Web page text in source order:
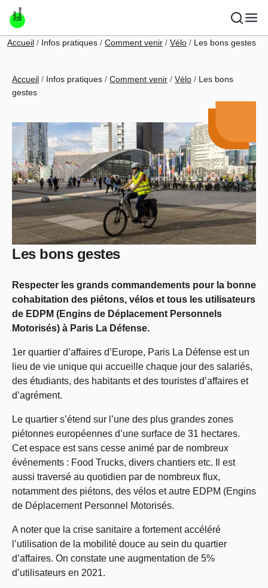
Aller au contenu principal
Fil d'Ariane
Accueil Infos pratiques Comment venir Vélo Les bons gestes
Fil d'Ariane
Accueil Infos pratiques Comment venir Vélo
Les bons
gestes
Les bons gestes
Respecter les grands commandements pour la bonne
cohabitation des piétons, vélos et tous les utilisateurs
de EDPM (Engins de Déplacement Personnels
Motorisés) à Paris La Défense.
1er quartier d’affaires d’Europe, Paris La Défense est un
lieu de vie unique qui accueille chaque jour des salariés,
des étudiants, des habitants et des touristes d’affaires et
d’agrément.
Le quartier s’étend sur l’une des plus grandes zones
piétonnes européennes d’une surface de 31 hectares.
Cet espace est sans cesse animé par de nombreux
événements : Food Trucks, divers chantiers etc. Il est
aussi traversé au quotidien par de nombreux flux,
notamment des piétons, des vélos et autre EDPM (Engins
de Déplacement Personnel Motorisés.
A noter que la crise sanitaire a fortement accéléré
l’utilisation de la mobilité douce au sein du quartier
d’affaires. On constate une augmentation de 5%
d’utilisateurs en 2021.